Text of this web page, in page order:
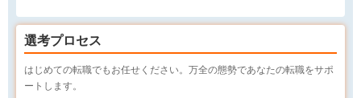
選考プロセス
はじめての転職でもお任せください。万全の態勢であなたの転職をサポ
ートします。